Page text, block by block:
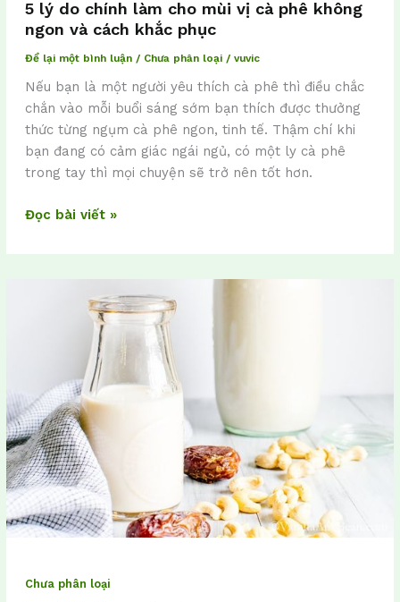
5 lý do chính làm cho mùi vị cà phê không
ngon và cách khắc phục
Để lại một bình luận / Chưa phân loại/ vuvic
Nếu bạn là một người yêu thích cà phê thì điều chắc
chắn vào mỗi buổi sáng sớm bạn thích được thưởng
thức từng ngụm cà phê ngon, tinh tế. Thậm chí khi
bạn đang có cảm giác ngái ngủ, có một ly cà phê
trong tay thì mọi chuyện sẽ trở nên tốt hơn.
Đọc bài viết »
Chưa phân loại
ngon